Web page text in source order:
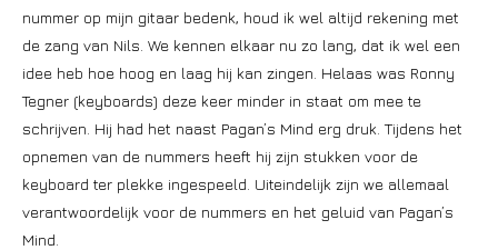
nummer op mijn gitaar bedenk, houd ik wel altijd rekening met
de zang van Nils. We kennen elkaar nu zo lang, dat ik wel een
idee heb hoe hoog en laag hij kan zingen. Helaas was Ronny
Tegner (keyboards) deze keer minder in staat om mee te
schrijven. Hij had het naast Pagan’s Mind erg druk. Tijdens het
opnemen van de nummers heeft hij zijn stukken voor de
keyboard ter plekke ingespeeld. Uiteindelijk zijn we allemaal
verantwoordelijk voor de nummers en het geluid van Pagan’s
Mind.